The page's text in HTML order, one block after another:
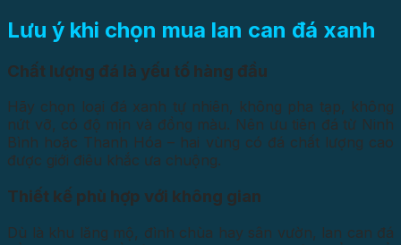
Lưu ý khi chọn mua lan can đá xanh
Chất lượng đá là yếu tố hàng đầu
Hãy chọn loại đá xanh tự nhiên, không pha tạp, không
nứt vỡ, có độ mịn và đồng màu. Nên ưu tiên đá từ Ninh
Bình hoặc Thanh Hóa – hai vùng có đá chất lượng cao
được giới điêu khắc ưa chuộng.
Thiết kế phù hợp với không gian
Dù là khu lăng mộ, đình chùa hay sân vườn, lan can đá